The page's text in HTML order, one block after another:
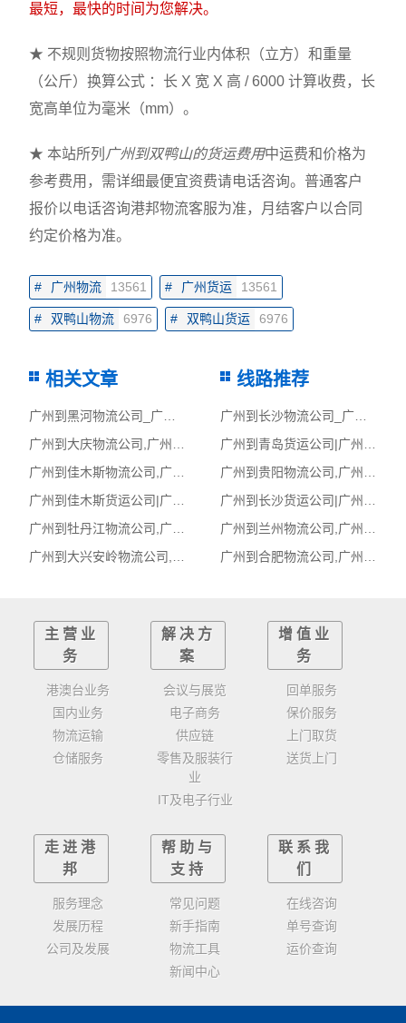
最短，最快的时间为您解决。
★ 不规则货物按照物流行业内体积（立方）和重量
（公斤）换算公式 ：长 X 宽 X 高 / 6000 计算收费，长
宽高单位为毫米（mm）。
★ 本站所列 广州到双鸭山的货运费用中运费和价格为
参考费用，需详细最便宜资费请电话咨询。普通客户
报价以电话咨询港邦物流客服为准，月结客户以合同
约定价格为准。
# 广州物流 13561 # 广州货运 13561
# 双鸭山物流 6976 # 双鸭山货运 6976
相关文章 线路推荐
主营业
务
港澳台业务
国内业务
物流运输
仓储服务
解决方
案
会议与展览
电子商务
供应链
零售及服装行
业
IT及电子行业
增值业
务
回单服务
保价服务
上门取货
送货上门
走进港
邦
服务理念
发展历程
公司及发展
帮助与
支持
常见问题
新手指南
物流工具
新闻中心
联系我
们
在线咨询
单号查询
运价查询